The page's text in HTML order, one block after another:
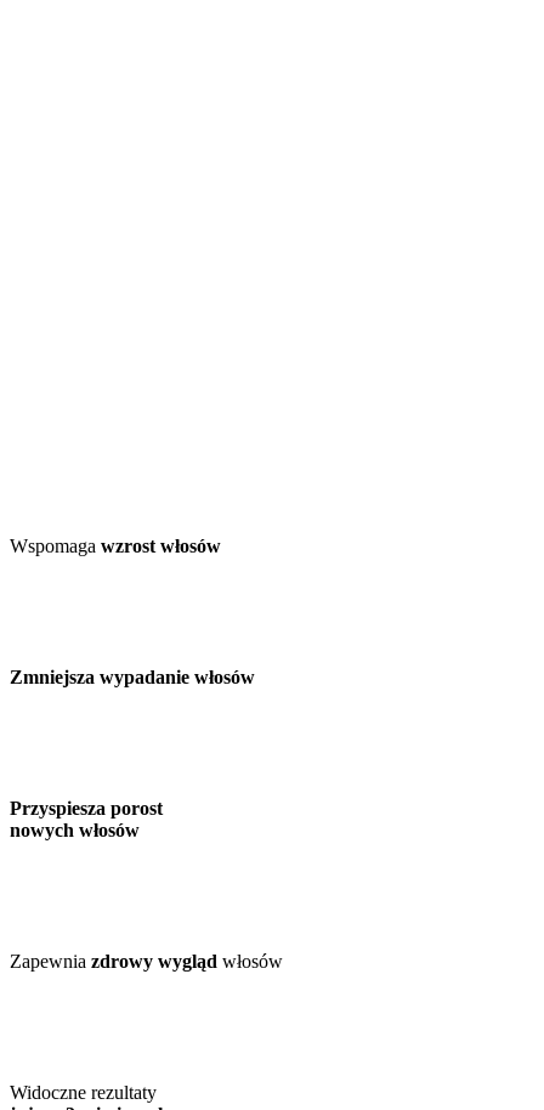
Wspomaga wzrost włosów
Zmniejsza wypadanie włosów
Przyspiesza porost
nowych włosów
Zapewnia zdrowy wygląd włosów
Widoczne rezultaty